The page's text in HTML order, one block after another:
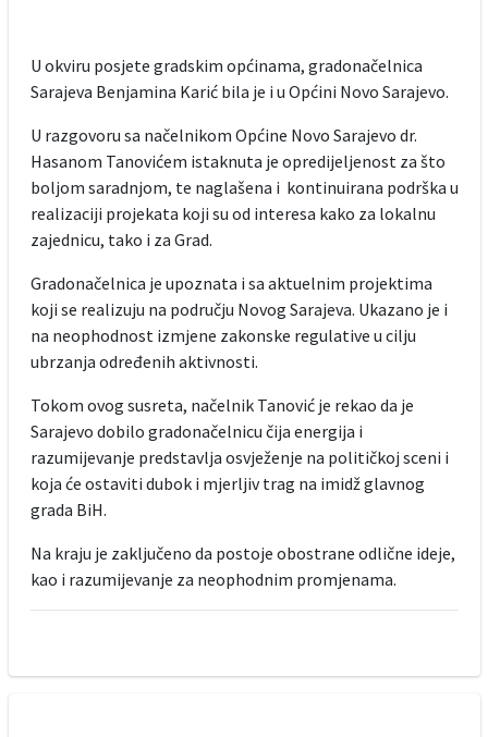
U okviru posjete gradskim općinama, gradonačelnica
Sarajeva Benjamina Karić bila je i u Općini Novo Sarajevo.
U razgovoru sa načelnikom Općine Novo Sarajevo dr.
Hasanom Tanovićem istaknuta je opredijeljenost za što
boljom saradnjom, te naglašena i kontinuirana podrška u
realizaciji projekata koji su od interesa kako za lokalnu
zajednicu, tako i za Grad.
Gradonačelnica je upoznata i sa aktuelnim projektima
koji se realizuju na području Novog Sarajeva. Ukazano je i
na neophodnost izmjene zakonske regulative u cilju
ubrzanja određenih aktivnosti.
Tokom ovog susreta, načelnik Tanović je rekao da je
Sarajevo dobilo gradonačelnicu čija energija i
razumijevanje predstavlja osvježenje na političkoj sceni i
koja će ostaviti dubok i mjerljiv trag na imidž glavnog
grada BiH.
Na kraju je zaključeno da postoje obostrane odlične ideje,
kao i razumijevanje za neophodnim promjenama.